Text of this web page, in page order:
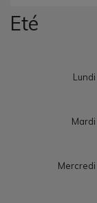
Eté
Lundi
Mardi
Mercredi